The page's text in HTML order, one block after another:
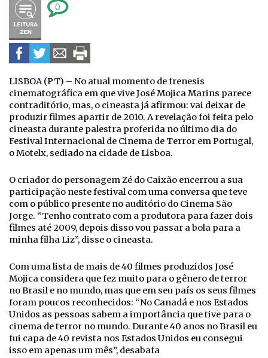
0
LISBOA (PT) – No atual momento de frenesis
cinematográfica em que vive José Mojica Marins parece
contraditório, mas, o cineasta já afirmou: vai deixar de
produzir filmes apartir de 2010. A revelação foi feita pelo
cineasta durante palestra proferida no último dia do
Festival Internacional de Cinema de Terror em Portugal,
o Motelx, sediado na cidade de Lisboa.
O criador do personagem Zé do Caixão encerrou a sua
participação neste festival com uma conversa que teve
com o público presente no auditório do Cinema São
Jorge. “Tenho contrato com a produtora para fazer dois
filmes até 2009, depois disso vou passar a bola para a
minha filha Liz”, disse o cineasta.
Com uma lista de mais de 40 filmes produzidos José
Mojica considera que fez muito para o gênero de terror
no Brasil e no mundo, mas que em seu país os seus filmes
foram poucos reconhecidos: “No Canadá e nos Estados
Unidos as pessoas sabem a importância que tive para o
cinema de terror no mundo. Durante 40 anos no Brasil eu
fui capa de 40 revista nos Estados Unidos eu consegui
isso em apenas um mês”, desabafa